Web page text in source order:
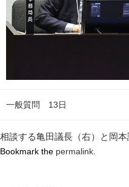
一般質問 13日
相談する亀田議長（右）と岡
Bookmark the permalink.